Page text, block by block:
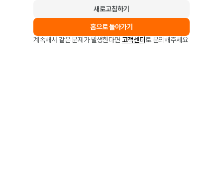
새로고침하기
홈으로 돌아가기
계속해서 같은 문제가 발생한다면 고객센터로 문의해주세요.